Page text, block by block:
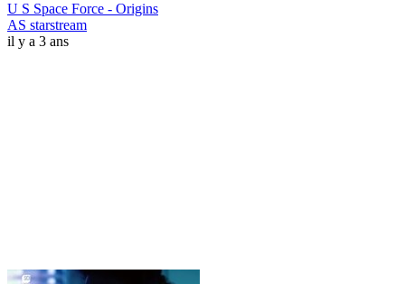
U S Space Force - Origins
AS starstream
il y a 3 ans